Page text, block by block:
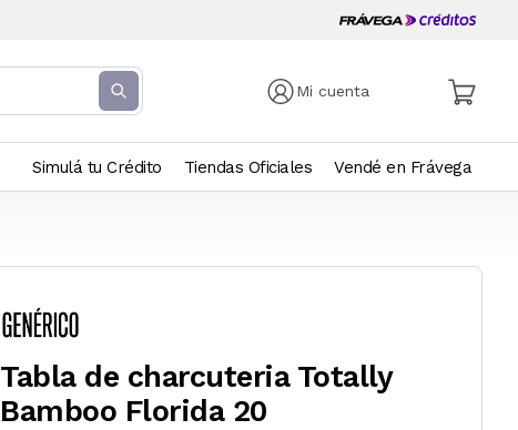
Mi cuenta
Simulá tu Crédito Tiendas Oficiales Vendé en Frávega
Tabla de charcuteria Totally
Bamboo Florida 20